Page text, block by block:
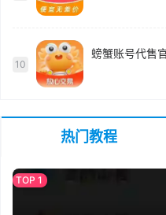
10
螃蟹账号代售
热门教程